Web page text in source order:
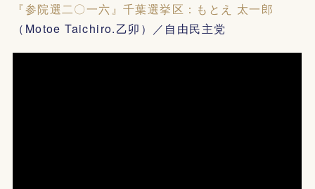
『参院選二〇一六』千葉選挙区：もとえ 太一郎
（Motoe Taichiro.乙卯）／自由民主党